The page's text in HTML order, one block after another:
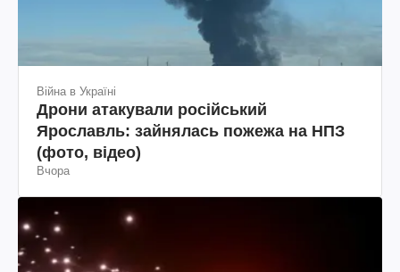
Війна в Україні
Дрони атакували російський
Ярославль: зайнялась пожежа на НПЗ
(фото, відео)
Вчора